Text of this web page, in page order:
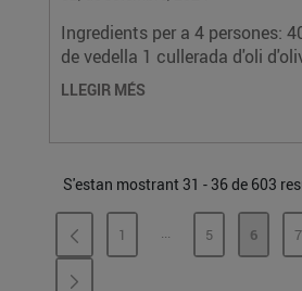
Ingredients per a 4 persones:
de vedella 1 cullerada d'oli
LLEGIR MÉS
S'estan mostrant 31 - 36 de 603
PÀGINA
1 ...PÀGINESPÀGINA
5 PÀGINA
6 7